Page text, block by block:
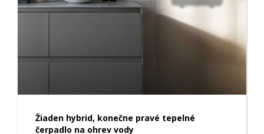
Žiaden hybrid, konečne pravé tepelné
čerpadlo na ohrev vody